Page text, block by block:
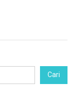
Cari